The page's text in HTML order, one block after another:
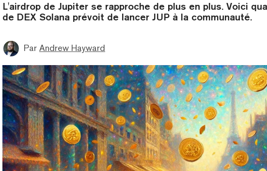
L'airdrop de Jupiter se rapproche de plus en plus. Voici
de DEX Solana prévoit de lancer JUP à la communauté.
Par Andrew Hayward